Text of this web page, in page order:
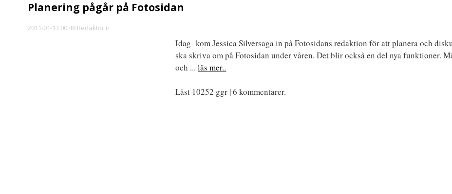
Planering pågår på Fotosidan
2011-01-13 00:48 Redaktör'n
Idag kom Jessica Silversaga in på Fotosidans redaktion för att planera och
ska skriva om på Fotosidan under våren. Det blir också en del nya funktioner.
och ...läs mer..
Läst 10252 ggr | 6 kommentarer.